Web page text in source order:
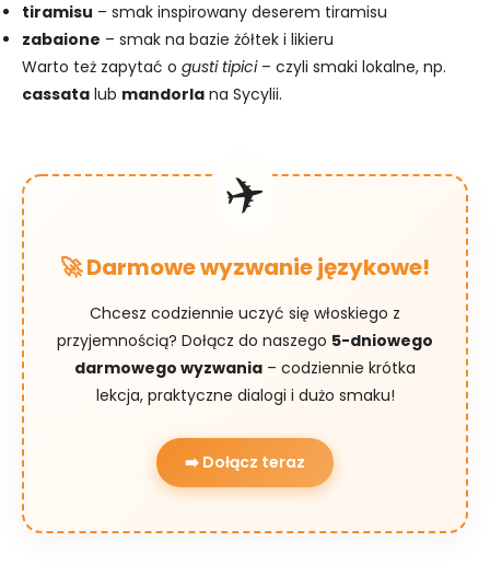
tiramisu – smak inspirowany deserem tiramisu
zabaione – smak na bazie żółtek i likieru
Warto też zapytać o gusti tipici– czyli smaki lokalne, np.
cassata lub mandorla na Sycylii.
🚀 Darmowe wyzwanie językowe!
Chcesz codziennie uczyć się włoskiego z
przyjemnością? Dołącz do naszego 5-dniowego
darmowego wyzwania – codziennie krótka
lekcja, praktyczne dialogi i dużo smaku!
➡️ Dołącz teraz